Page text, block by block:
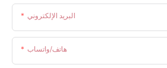
البريد الإلكتروني
هاتف/واتساب